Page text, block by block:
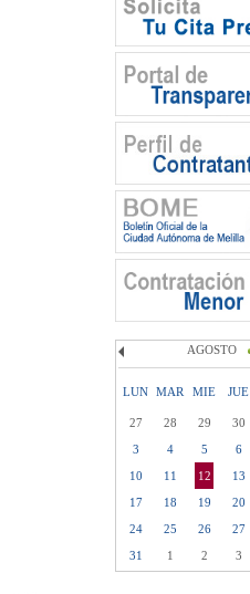
AGOSTO
LUN MAR MIE JUE
27 28 29 30
3
4 5 6
10
11 12 13
17
18 19 20
24
25 26 27
31
1 2 3